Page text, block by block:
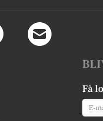
Få
Email